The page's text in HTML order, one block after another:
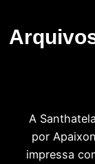
A
por
impressa